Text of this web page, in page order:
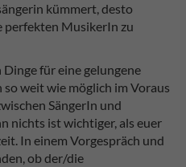
kümmert, desto
perfekten MusikerIn zu
für eine gelungene
weit wie möglich im Voraus
SängerIn und
nichts ist wichtiger, als euer
In einem Vorgespräch und
ob der/die